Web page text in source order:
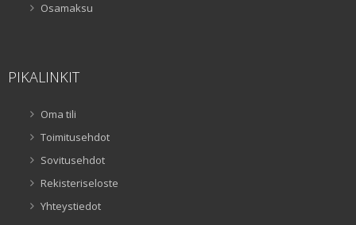
Osamaksu
PIKALINKIT
Oma tili
Toimitusehdot
Sovitusehdot
Rekisteriseloste
Yhteystiedot